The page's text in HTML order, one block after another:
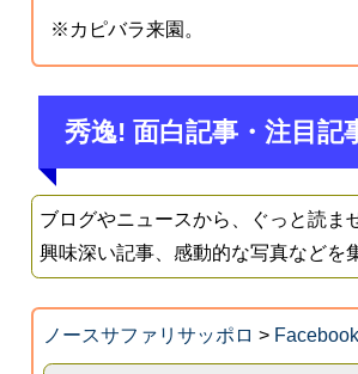
※カピバラ来園。
秀逸! 面白記事・注目記
ブログやニュースから、ぐっと読ま
興味深い記事、感動的な写真などを
ノースサファリサッポロ > Facebook